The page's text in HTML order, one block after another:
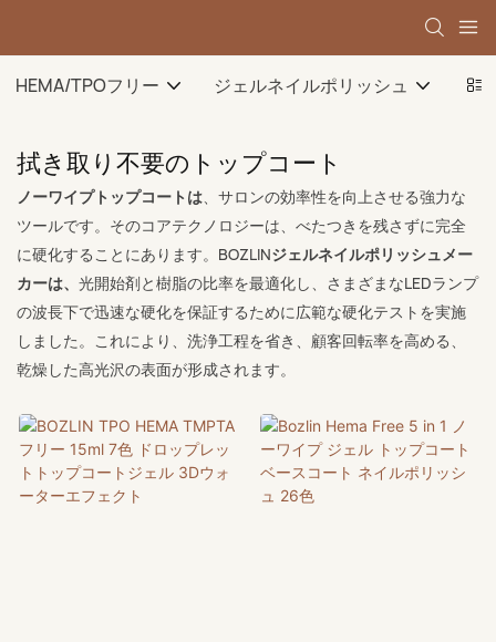
HEMA/TPOフリー ジェルネイルポリッシュ ベ
拭き取り不要のトップコート
ノーワイプトップコートは、サロンの効率性を向上させる強力な
ツールです。そのコアテクノロジーは、べたつきを残さずに完全
に硬化することにあります。BOZLINジェルネイルポリッシュメー
カーは、 光開始剤と樹脂の比率を最適化し、さまざまなLEDランプ
の波長下で迅速な硬化を保証するために広範な硬化テストを実施
しました。これにより、洗浄工程を省き、顧客回転率を高める、
乾燥した高光沢の表面が形成されます。